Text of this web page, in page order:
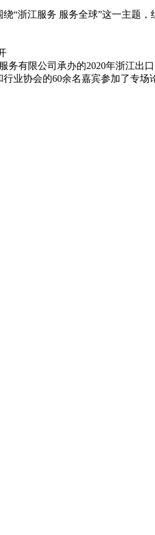
“浙江服务 服务全球”这一主题
有限公司承办的2020年浙江出
业协会的60余名嘉宾参加了专场